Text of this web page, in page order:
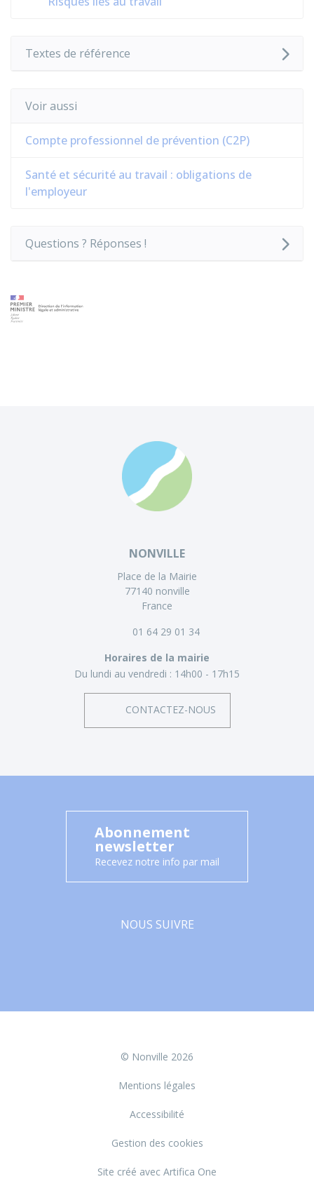
Textes de référence
Voir aussi
Compte professionnel de prévention (C2P)
Santé et sécurité au travail : obligations de
l'employeur
Questions ? Réponses !
NONVILLE
Place de la Mairie
77140 nonville
France
01 64 29 01 34
Horaires de la mairie
Du lundi au vendredi : 14h00 - 17h15
CONTACTEZ-NOUS
Abonnement
newsletter
Recevez notre info par mail
NOUS SUIVRE
© Nonville 2026
Mentions légales
Accessibilité
Gestion des cookies
Site créé avec Artifica One